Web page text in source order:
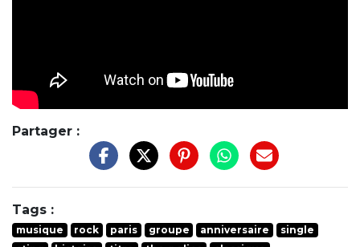
Partager :
Tags :
musique rock paris groupe anniversaire
single